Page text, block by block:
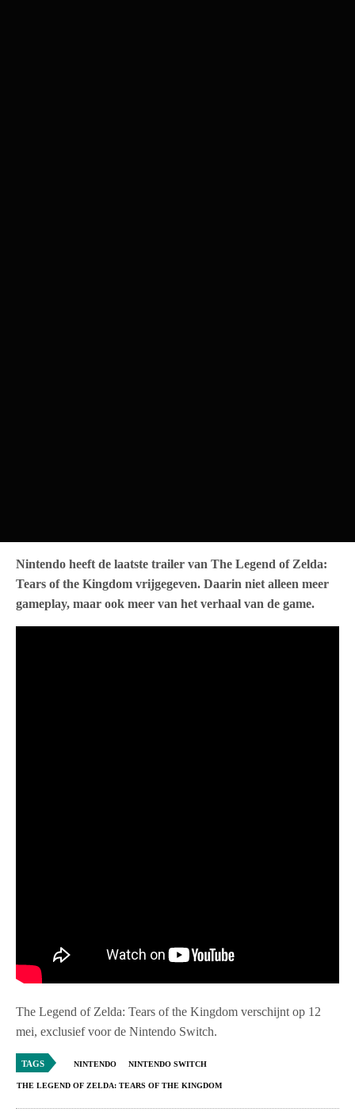
Nintendo heeft de laatste trailer van The Legend of Zelda:
Tears of the Kingdom vrijgegeven. Daarin niet alleen meer
gameplay, maar ook meer van het verhaal van de game.
The Legend of Zelda: Tears of the Kingdom verschijnt op 12
mei, exclusief voor de Nintendo Switch.
TAGS NINTENDO NINTENDO SWITCH
THE LEGEND OF ZELDA: TEARS OF THE KINGDOM